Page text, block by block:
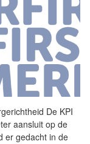
De KPI
aansluit op de
er gedacht in de